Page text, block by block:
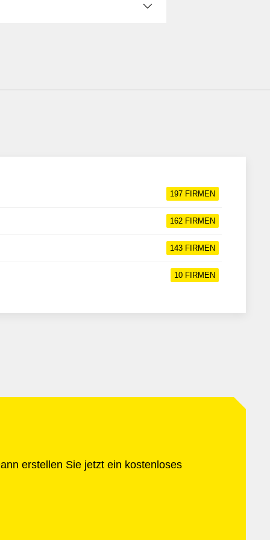
197FIRMEN
162FIRMEN
143FIRMEN
10FIRMEN
erstellen Sie jetzt ein kostenloses